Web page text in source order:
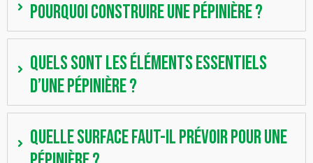
Pourquoi construire une pépinière ?
Quels sont les éléments essentiels
d’une pépinière ?
Quelle surface faut-il prévoir pour une